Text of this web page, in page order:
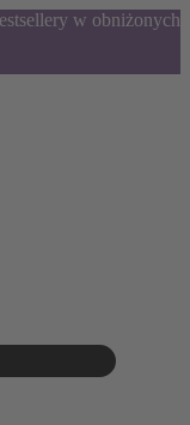
w obniżonych